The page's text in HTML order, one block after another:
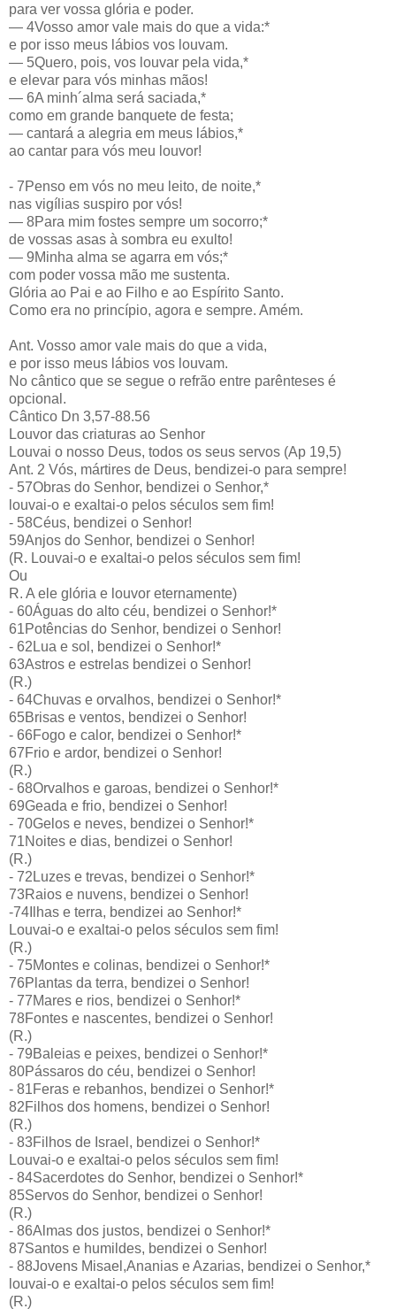
para ver vossa glória e poder.
— 4Vosso amor vale mais do que a vida:*
e por isso meus lábios vos louvam.
— 5Quero, pois, vos louvar pela vida,*
e elevar para vós minhas mãos!
— 6A minh´alma será saciada,*
como em grande banquete de festa;
— cantará a alegria em meus lábios,*
ao cantar para vós meu louvor!
- 7Penso em vós no meu leito, de noite,*
nas vigílias suspiro por vós!
— 8Para mim fostes sempre um socorro;*
de vossas asas à sombra eu exulto!
— 9Minha alma se agarra em vós;*
com poder vossa mão me sustenta.
Glória ao Pai e ao Filho e ao Espírito Santo.
Como era no princípio, agora e sempre. Amém.
Ant. Vosso amor vale mais do que a vida,
e por isso meus lábios vos louvam.
No cântico que se segue o refrão entre parênteses é
opcional.
Cântico Dn 3,57-88.56
Louvor das criaturas ao Senhor
Louvai o nosso Deus, todos os seus servos (Ap 19,5)
Ant. 2 Vós, mártires de Deus, bendizei-o para sempre!
- 57Obras do Senhor, bendizei o Senhor,*
louvai-o e exaltai-o pelos séculos sem fim!
- 58Céus, bendizei o Senhor!
59Anjos do Senhor, bendizei o Senhor!
(R. Louvai-o e exaltai-o pelos séculos sem fim!
Ou
R. A ele glória e louvor eternamente)
- 60Águas do alto céu, bendizei o Senhor!*
61Potências do Senhor, bendizei o Senhor!
- 62Lua e sol, bendizei o Senhor!*
63Astros e estrelas bendizei o Senhor!
(R.)
- 64Chuvas e orvalhos, bendizei o Senhor!*
65Brisas e ventos, bendizei o Senhor!
- 66Fogo e calor, bendizei o Senhor!*
67Frio e ardor, bendizei o Senhor!
(R.)
- 68Orvalhos e garoas, bendizei o Senhor!*
69Geada e frio, bendizei o Senhor!
- 70Gelos e neves, bendizei o Senhor!*
71Noites e dias, bendizei o Senhor!
(R.)
- 72Luzes e trevas, bendizei o Senhor!*
73Raios e nuvens, bendizei o Senhor!
-74Ilhas e terra, bendizei ao Senhor!*
Louvai-o e exaltai-o pelos séculos sem fim!
(R.)
- 75Montes e colinas, bendizei o Senhor!*
76Plantas da terra, bendizei o Senhor!
- 77Mares e rios, bendizei o Senhor!*
78Fontes e nascentes, bendizei o Senhor!
(R.)
- 79Baleias e peixes, bendizei o Senhor!*
80Pássaros do céu, bendizei o Senhor!
- 81Feras e rebanhos, bendizei o Senhor!*
82Filhos dos homens, bendizei o Senhor!
(R.)
- 83Filhos de Israel, bendizei o Senhor!*
Louvai-o e exaltai-o pelos séculos sem fim!
- 84Sacerdotes do Senhor, bendizei o Senhor!*
85Servos do Senhor, bendizei o Senhor!
(R.)
- 86Almas dos justos, bendizei o Senhor!*
87Santos e humildes, bendizei o Senhor!
- 88Jovens Misael,Ananias e Azarias, bendizei o Senhor,*
louvai-o e exaltai-o pelos séculos sem fim!
(R.)